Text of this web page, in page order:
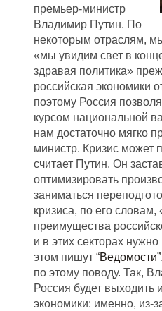
премьер-министр
Владимир Путин. По
некоторым отраслям,
«мы увидим свет в
здравая политика»
российская экономики
поэтому Россия
курсом национальной
нам достаточно мягко
министр. Кризис может
считает Путин. Он
оптимизировать
заниматься
кризиса, по его
преимущества
и в этих секторах
этом пишут “Ведомости”
по этому поводу. Так,
Россия будет выходить
экономики: именно, из-